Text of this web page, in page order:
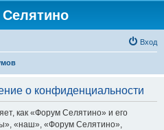
Вход
о конфиденциальности
как «Форум Селятино» и его
«наш», «Форум Селятино»,